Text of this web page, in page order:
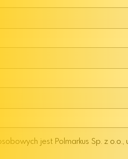
jest Polmarkus Sp. z o.o.,